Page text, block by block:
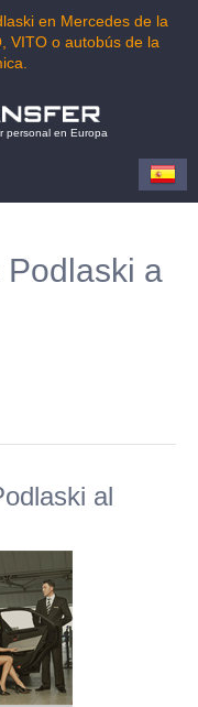
en Mercedes de la
VITO o autobús de la
personal en Europa
a
al